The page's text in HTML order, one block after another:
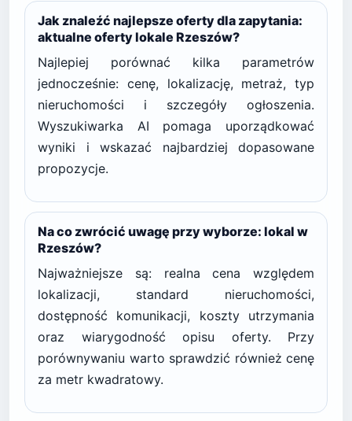
Jak znaleźć najlepsze oferty dla zapytania:
aktualne oferty lokale Rzeszów?
Najlepiej porównać kilka parametrów
jednocześnie: cenę, lokalizację, metraż, typ
nieruchomości i szczegóły ogłoszenia.
Wyszukiwarka AI pomaga uporządkować
wyniki i wskazać najbardziej dopasowane
propozycje.
Na co zwrócić uwagę przy wyborze: lokal w
Rzeszów?
Najważniejsze są: realna cena względem
lokalizacji, standard nieruchomości,
dostępność komunikacji, koszty utrzymania
oraz wiarygodność opisu oferty. Przy
porównywaniu warto sprawdzić również cenę
za metr kwadratowy.